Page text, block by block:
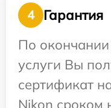
4
Гарантия
По
услуги Вы
сертификат
Nikon сроком